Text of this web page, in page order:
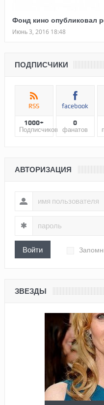
Фонд кино опубликовал
Июнь 3, 2016 18:48
ПОДПИСЧИКИ
RSS
1000+
Подписчиков
facebook
0
фанатов
АВТОРИЗАЦИЯ
Войти
ЗВЕЗДЫ